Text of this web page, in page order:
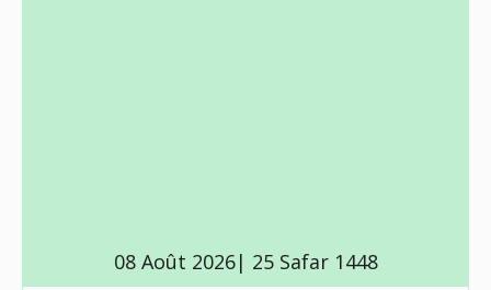
08 Août 2026| 25 Safar 1448